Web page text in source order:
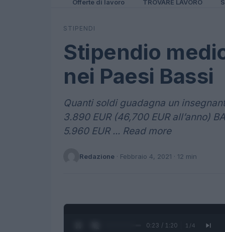
Offerte di lavoro TROVARE LAVORO
STIPENDI
Stipendio
nei Paesi Bassi
Quanti soldi guadagna un
3.890 EUR (46,700 EUR all’anno)
5.960 EUR ... Read more
Redazione · Febbraio 4, 2021 · 12 min
0:24 / 1:20 1 /4